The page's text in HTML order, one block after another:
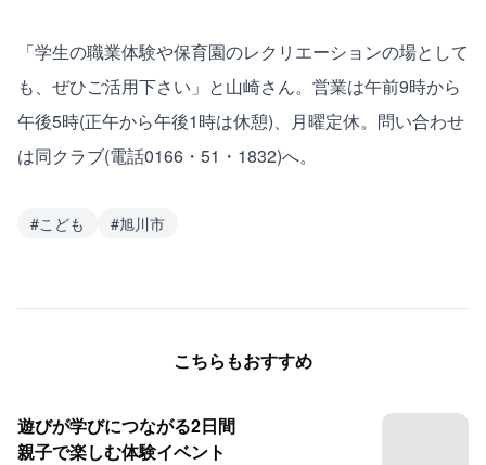
「学生の職業体験や保育園のレクリエーションの場として
も、ぜひご活用下さい」と山崎さん。営業は午前9時から
午後5時(正午から午後1時は休憩)、月曜定休。問い合わせ
は同クラブ(電話0166・51・1832)へ。
#こども #旭川市
こちらもおすすめ
遊びが学びにつながる2日間
親子で楽しむ体験イベント